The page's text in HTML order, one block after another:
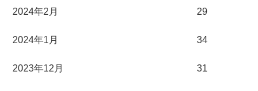
2024年2月 29
2024年1月 34
2023年12月 31